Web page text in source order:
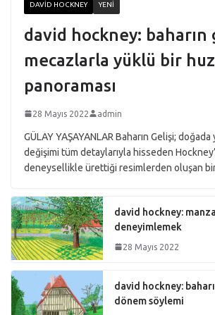
DAVID HOCKNEY YENI
david hockney:
mecazlarla yüklü bir
panoraması
28 Mayıs 2022 admin
GÜLAY YAŞAYANLAR Baharın Gelişi; doğada
değişimi tüm detaylarıyla hisseden
deneysellikle ürettiği resimlerden oluşan
david hockney:
deneyimlemek
28 Mayıs 2022
david hockney:
dönem söylemi